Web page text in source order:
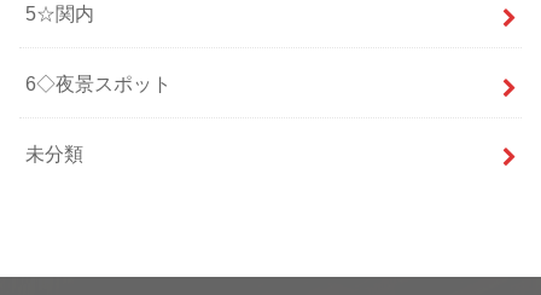
5☆関内
6◇夜景スポット
未分類